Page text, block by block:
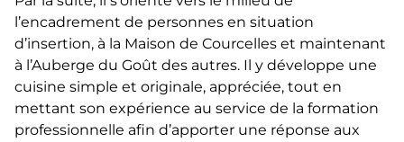
l’encadrement de personnes en situation
d’insertion, à la Maison de Courcelles et maintenant
à l’Auberge du Goût des autres. Il y développe une
cuisine simple et originale, appréciée, tout en
mettant son expérience au service de la formation
professionnelle afin d’apporter une réponse aux